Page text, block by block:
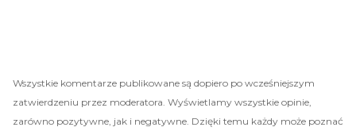
Wszystkie komentarze publikowane są dopiero po wcześniejszym
zatwierdzeniu przez moderatora. Wyświetlamy wszystkie opinie,
zarówno pozytywne, jak i negatywne. Dzięki temu każdy może poznać